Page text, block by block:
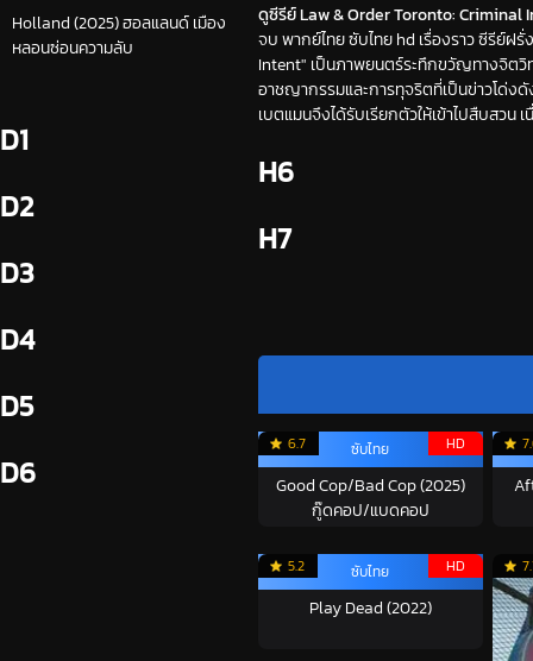
Holland (2025) ฮอลแลนด์ เมือง
หลอนซ่อนความลับ
D1
D2
D3
D4
D5
D6
ดูซีรีย์ Law & Order Toronto: Criminal
จบ พากย์ไทย ซับไทย hd เรื่องราว ซีรีย์
Intent" เป็นภาพยนตร์ระทึกขวัญทางจิตวิ
อาชญากรรมและการทุจริตที่เป็นข่าวโด่งดั
เบตแมนจึงได้รับเรียกตัวให้เข้าไปสืบสวน
H6
H7
6.7 HD
ซับไทย
Good Cop/Bad Cop (2025)
กู๊ดคอป/แบดคอป
5.2 HD
ซับไทย
Play Dead (2022)